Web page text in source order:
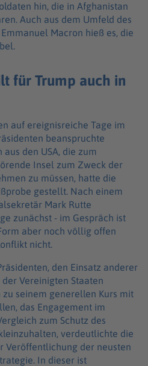
hin, die in Afghanistan
Auch aus dem Umfeld des
Macron hieß es, die
für Trump auch in
auf ereignisreiche Tage im
beanspruchte
den USA, die zum
Insel zum Zweck der
zu müssen, hatte die
gestellt. Nach einem
Mark Rutte
zunächst - im Gespräch ist
aber noch völlig offen
nicht.
den Einsatz anderer
Vereinigten Staaten
seinem generellen Kurs mit
das Engagement im
zum Schutz des
verdeutlichte die
Veröffentlichung der neusten
In dieser ist